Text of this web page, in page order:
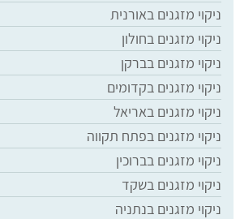
ניקוי מזגנים באורנית
ניקוי מזגנים בחולון
ניקוי מזגנים בברקן
ניקוי מזגנים בקדומים
ניקוי מזגנים באריאל
ניקוי מזגנים בפתח תקווה
ניקוי מזגנים בברוכין
ניקוי מזגנים בשקד
ניקוי מזגנים בנתניה